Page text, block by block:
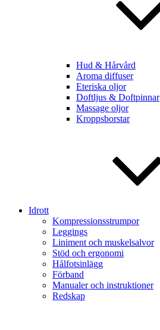
Hud & Hårvård
Aroma diffuser
Eteriska oljor
Doftljus & Doftpinnar
Massage oljor
Kroppsborstar
Idrott
Kompressionsstrumpor
Leggings
Liniment och muskelsalvor
Stöd och ergonomi
Hålfotsinlägg
Förband
Manualer och instruktioner
Redskap